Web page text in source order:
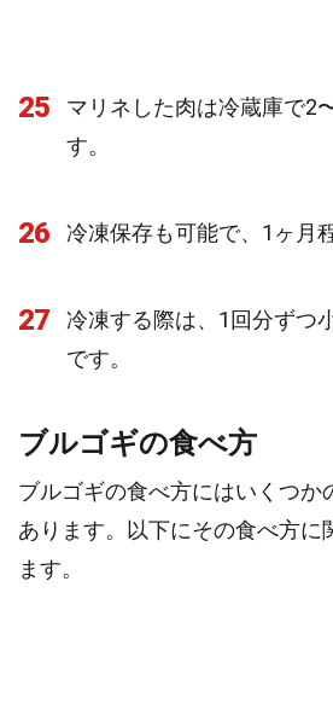
25
マリネした肉は冷蔵庫で2
す。
26 冷凍保存も可能で、1ヶ月
27
冷凍する際は、1回分ずつ
です。
ブルゴギの食べ方
ブルゴギの食べ方にはいくつか
あります。以下にその食べ方に
ます。